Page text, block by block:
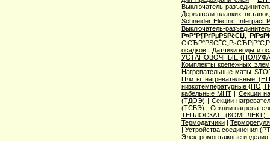
Выключатель-
Держатели плавких
Schneider Electric Interpact
Выключатель-
Р»Р°Р¶РґРµРЅРёСЏ,
осадков| Датчики воды и
УСТАНОВОЧНЫЕ
Комплекты крепежных
Нагревательные маты
Плиты нагревательные
низкотемпературные
кабельные МНТ| Секции
(ТДОЭ) |Секции
(ТСБЭ) | Секции
ТЕПЛОСКАТ (КОМПЛЕКТ)
Термодатчики|
| Устройства соединения
Электромонтажные изделия